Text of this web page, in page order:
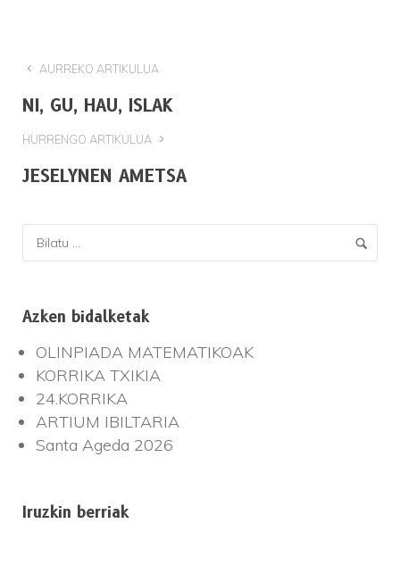
AURREKO ARTIKULUA
NI, GU, HAU, ISLAK
HURRENGO ARTIKULUA
JESELYNEN AMETSA
Azken bidalketak
OLINPIADA MATEMATIKOAK
KORRIKA TXIKIA
24.KORRIKA
ARTIUM IBILTARIA
Santa Ageda 2026
Iruzkin berriak